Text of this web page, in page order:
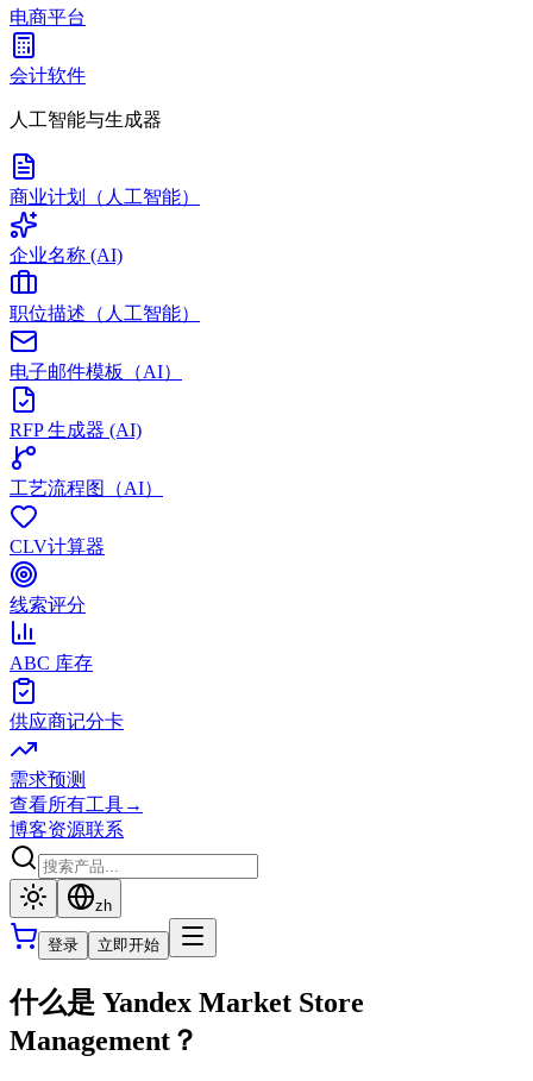
电商平台
会计软件
人工智能与生成器
商业计划（人工智能）
企业名称 (AI)
职位描述（人工智能）
电子邮件模板（AI）
RFP 生成器 (AI)
工艺流程图（AI）
CLV计算器
线索评分
ABC 库存
供应商记分卡
需求预测
查看所有工具→
博客资源联系
zh
登录 立即开始
什么是 Yandex Market Store
Management？